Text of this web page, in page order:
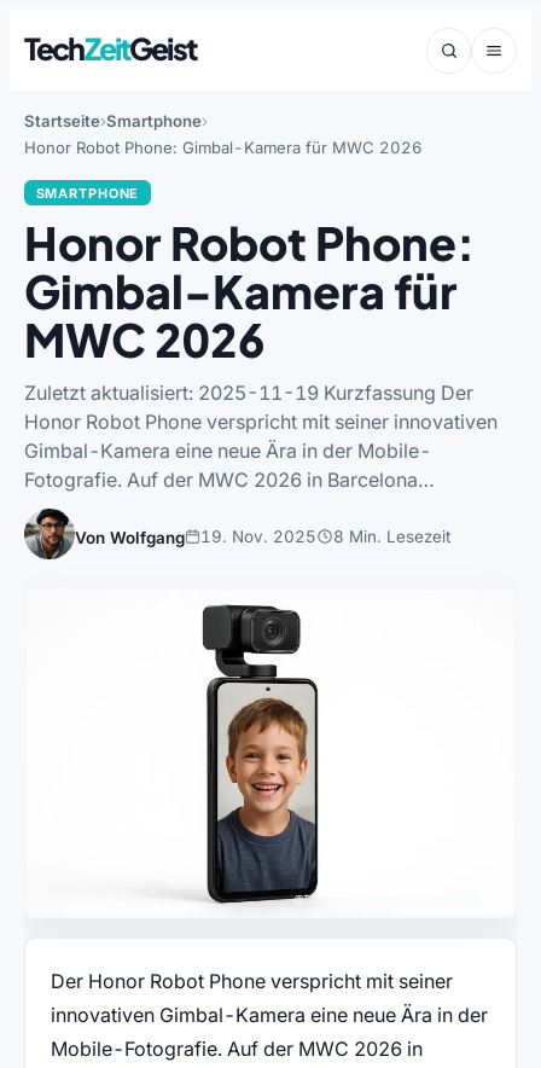
TechZeitGeist
Startseite Smartphone
Honor Robot Phone: Gimbal-Kamera für MWC 2026
SMARTPHONE
Honor Robot Phone:
Gimbal-Kamera für
MWC 2026
Zuletzt aktualisiert: 2025-11-19 Kurzfassung Der
Honor Robot Phone verspricht mit seiner innovativen
Gimbal-Kamera eine neue Ära in der Mobile-
Fotografie. Auf der MWC 2026 in Barcelona…
Von Wolfgang 19. Nov. 2025 8 Min. Lesezeit
Der Honor Robot Phone verspricht mit seiner
innovativen Gimbal-Kamera eine neue Ära in der
Mobile-Fotografie. Auf der MWC 2026 in